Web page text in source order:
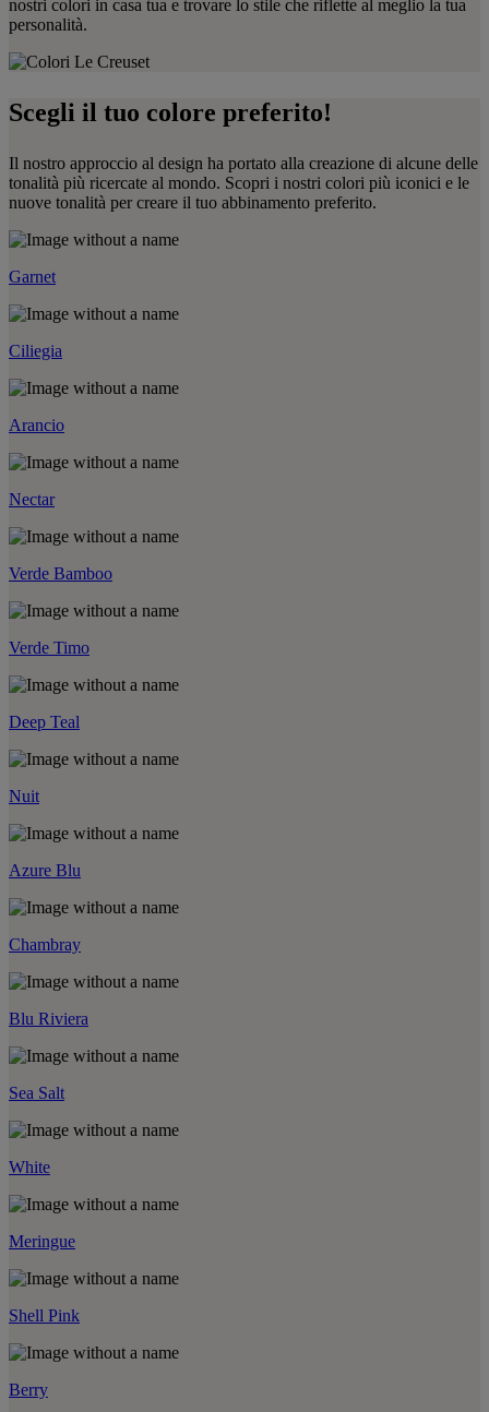
nostri colori in casa tua e trovare lo stile che riflette al meglio la tua
personalità.
Scegli il tuo colore preferito!
Il nostro approccio al design ha portato alla creazione di alcune delle
tonalità più ricercate al mondo. Scopri i nostri colori più iconici e le
nuove tonalità per creare il tuo abbinamento preferito.
Garnet
Ciliegia
Arancio
Nectar
Verde Bamboo
Verde Timo
Deep Teal
Nuit
Azure Blu
Chambray
Blu Riviera
Sea Salt
White
Meringue
Shell Pink
Berry